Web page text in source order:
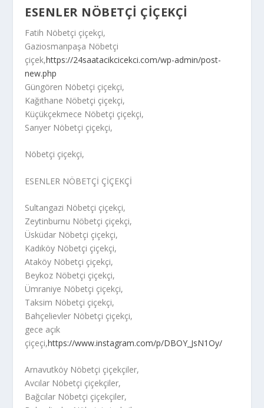
ESENLER NÖBETÇİ ÇİÇEKÇİ
Fatih Nöbetçi çiçekçi,
Gaziosmanpaşa Nöbetçi
çiçek,https://24saatacikcicekci.com/wp-admin/post-
new.php
Güngören Nöbetçi çiçekçi,
Kağıthane Nöbetçi çiçekçi,
Küçükçekmece Nöbetçi çiçekçi,
Sarıyer Nöbetçi çiçekçi,
Nöbetçi çiçekçi,
ESENLER NÖBETÇİ ÇİÇEKÇİ
Sultangazi Nöbetçi çiçekçi,
Zeytinburnu Nöbetçi çiçekçi,
Üsküdar Nöbetçi çiçekçi,
Kadıköy Nöbetçi çiçekçi,
Ataköy Nöbetçi çiçekçi,
Beykoz Nöbetçi çiçekçi,
Ümraniye Nöbetçi çiçekçi,
Taksim Nöbetçi çiçekçi,
Bahçelievler Nöbetçi çiçekçi,
gece açık
çiçeçi,https://www.instagram.com/p/DBOY_JsN1Oy/
Arnavutköy Nöbetçi çiçekçiler,
Avcılar Nöbetçi çiçekçiler,
Bağcılar Nöbetçi çiçekçiler,